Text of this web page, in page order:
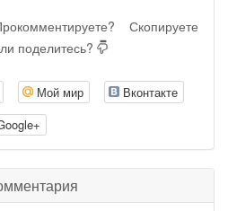
Скопируете
поделитесь?
Мой мир
Вконтакте